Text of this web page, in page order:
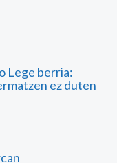
Lege berria:
ez duten